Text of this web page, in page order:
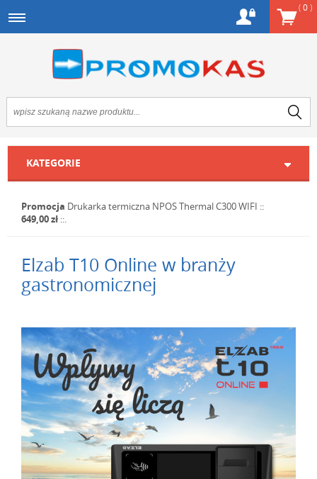
(0)
KATEGORIE
Promocja Drukarka termiczna NPOS Thermal C300 WIFI ::
649,00 zł ::.
Elzab T10 Online w branży
gastronomicznej